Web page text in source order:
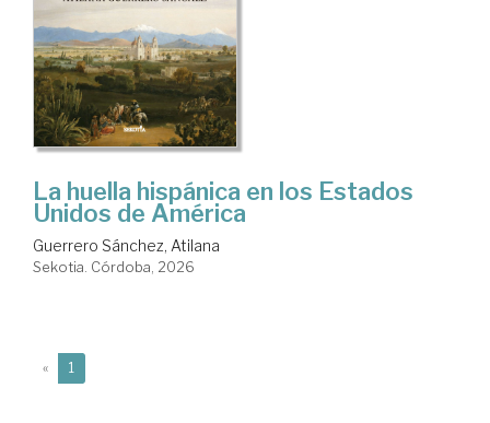
La huella hispánica en los Estados
Unidos de América
Guerrero Sánchez, Atilana
Sekotia. Córdoba, 2026
« 1